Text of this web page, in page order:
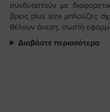
συνδυαστούν με
βρεις plus size μπλούζες
θέλουν άνεση, σωστή
Διαβάστε περισσότερα